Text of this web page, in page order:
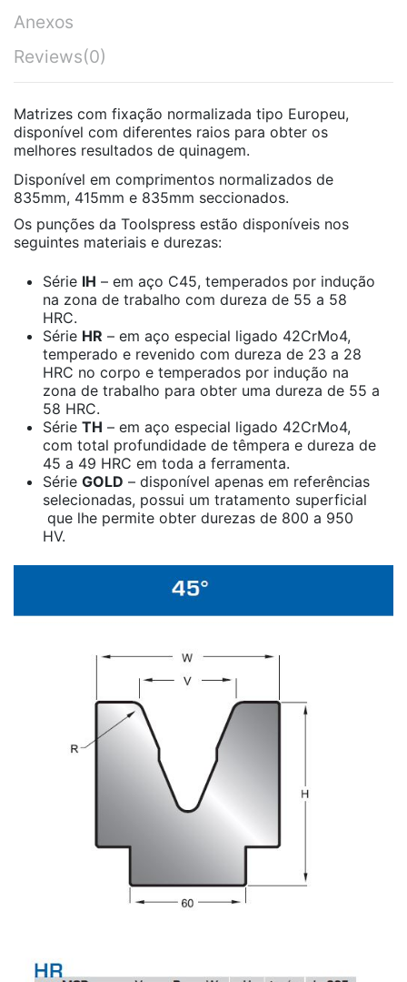
Anexos
Reviews(0)
Matrizes com fixação normalizada tipo Europeu,
disponível com diferentes raios para obter os
melhores resultados de quinagem.
Disponível em comprimentos normalizados de
835mm, 415mm e 835mm seccionados.
Os punções da Toolspress estão disponíveis nos
seguintes materiais e durezas:
Série IH – em aço C45, temperados por indução
na zona de trabalho com dureza de 55 a 58
HRC.
Série HR – em aço especial ligado 42CrMo4,
temperado e revenido com dureza de 23 a 28
HRC no corpo e temperados por indução na
zona de trabalho para obter uma dureza de 55 a
58 HRC.
Série TH – em aço especial ligado 42CrMo4,
com total profundidade de têmpera e dureza de
45 a 49 HRC em toda a ferramenta.
Série GOLD – disponível apenas em referências
selecionadas, possui um tratamento superficial
que lhe permite obter durezas de 800 a 950
HV.